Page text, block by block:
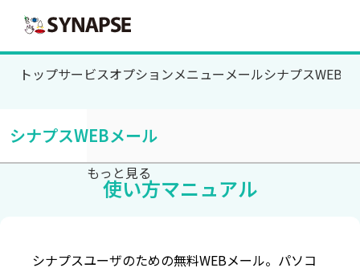
シナプスWEBメール
もっと見る
トップサービスオプションメニューメールシナプスWEBメ
使い方マニュアル
シナプスユーザのための無料WEBメール。パソコ